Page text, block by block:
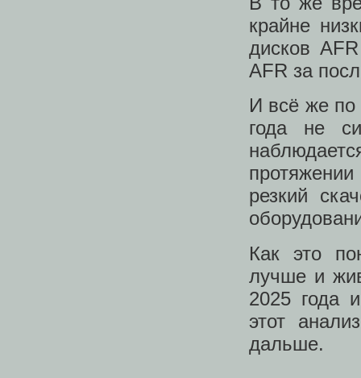
крайне
дисков
AFR за
И всё же по
года не
резкий
Как это
лучше и
2025 года
этот
дальше.